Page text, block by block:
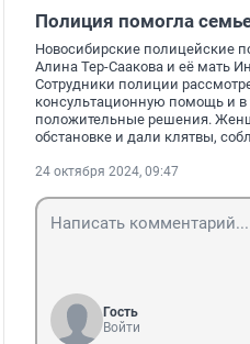
Полиция помогла
Новосибирские полицейские
Алина Тер-Саакова и её мать
Сотрудники полиции
консультационную помощь и в
положительные решения.
обстановке и дали клятвы,
24 октября 2024, 09:47
Гость
Войти